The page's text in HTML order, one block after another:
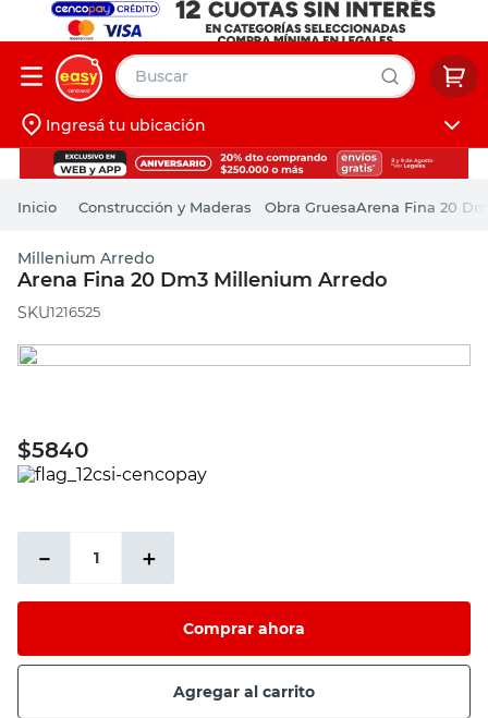
Buscar
Iniciá sesión
Ingresá tu ubicación
Construcción y Maderas Obra GruesaArena Fina 20
Millenium Arredo
Arena Fina 20 Dm3 Millenium Arredo
:1216525
$5840
＋
－
Comprar ahora
Agregar al carrito
muebles
pintura
escritorio
puertas